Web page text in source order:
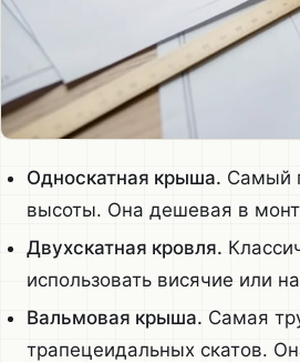
Односкатная крыша. Самый
высоты. Она дешевая в
Двухскатная кровля.
использовать висячие или
Вальмовая крыша. Самая
трапецеидальных скатов.